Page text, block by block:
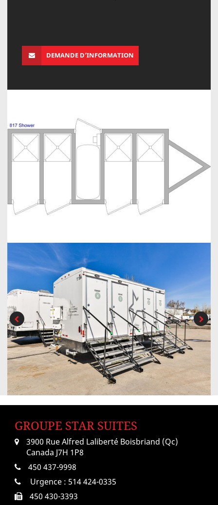
DEMANDE D’INFORMATION
GROUPE STAR SUITES
3900 Rue Alfred Laliberté Boisbriand (Qc)
Canada J7H 1P8
450 437-9998
Urgence : 514 424-0335
450 430-3393